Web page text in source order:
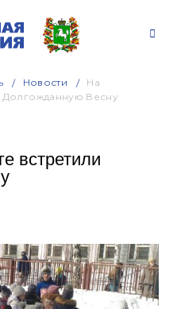
Новости
На
Долгожданную Весну
встретили